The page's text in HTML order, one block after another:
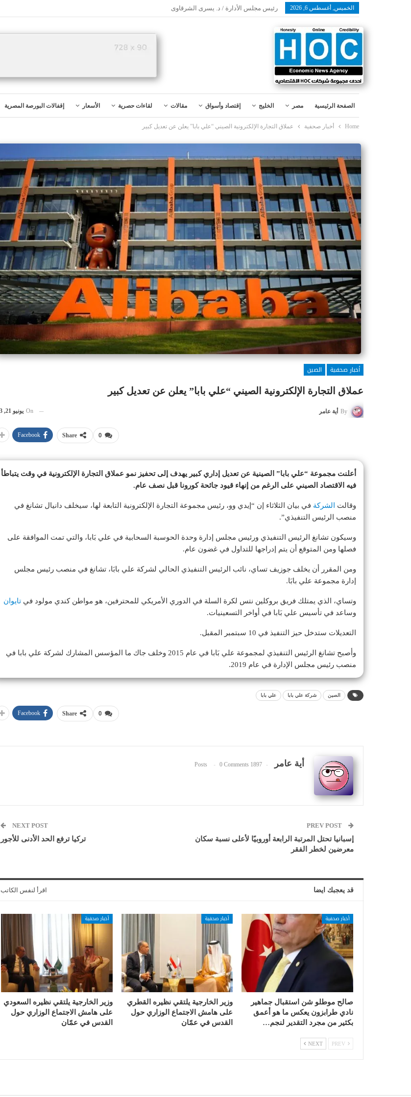
الخميس, أغسطس 6, 2026 رئيس مجلس الأدارة / د. يسرى الشرقاوى
الصفحة الرئيسية مصر الخليج إقتصاد وأسواق مقالات لقاءات حصرية الأسعار إقفالات البورصة المصرية
Home أخبار صحفية عملاق التجارة الإلكترونية الصيني “علي بابا” يعلن عن تعديل كبير
أخبار صحفية
الصين
عملاق التجارة الإلكترونية الصيني “علي بابا” يعلن عن تعديل كبير
By أية عامر On يونيو 21, 2023
0
Share
Facebook
أعلنت مجموعة “علي بابا” الصينية عن تعديل إداري كبير يهدف إلى تحفيز نمو عملاق التجارة الإلكترونية في وقت يتباطأ
فيه الاقتصاد الصيني على الرغم من إنهاء قيود جائحة كورونا قبل نصف عام.
وقالت الشركة في بيان الثلاثاء إن “إيدي وو، رئيس مجموعة التجارة الإلكترونية التابعة لها، سيخلف دانيال تشانغ في
منصب الرئيس التنفيذي”.
وسيكون تشانغ الرئيس التنفيذي ورئيس مجلس إدارة وحدة الحوسبة السحابية في علي بَابا، والتي تمت الموافقة على
فصلها ومن المتوقع أن يتم إدراجها للتداول في غضون عام.
ومن المقرر أن يخلف جوزيف تساي، نائب الرئيس التنفيذي الحالي لشركة علي بابَا، تشانغ في منصب رئيس مجلس
إدارة مجموعة علي بابَا.
وتساي، الذي يمتلك فريق بروكلين نتس لكرة السلة في الدوري الأمريكي للمحترفين، هو مواطن كندي مولود في تايوان
وساعد في تأسيس علي بَابا في أواخر التسعينيات.
التعديلات ستدخل حيز التنفيذ في 10 سبتمبر المقبل.
وأصبح تشانغ الرئيس التنفيذي لمجموعة علي بَابا في عام 2015 وخلف جاك ما المؤسس المشارك لشركة علي بابا في
منصب رئيس مجلس الإدارة في عام 2019.
الصين شركة علي بابا علي بابا
0
Share
Facebook
أية عامر 1897 Posts
0 Comments
إسبانيا تحتل المرتبة الرابعة أوروبيًا لأعلى نسبة سكان
معرضين لخطر الفقر
NEXT POST
تركيا ترفع الحد الأدنى للأجور
قد يعجبك ايضا اقرأ لنفس الكاتب
أخبار صحفية
صالح موطلو شن استقبال جماهير
نادي طرابزون يعكس ما هو أعمق
بكثير من مجرد التقدير لنجم…
أخبار صحفية
وزير الخارجية يلتقي نظيره القطري
على هامش الاجتماع الوزاري حول
القدس في عمّان
أخبار صحفية
وزير الخارجية يلتقي نظيره السعودي
على هامش الاجتماع الوزاري حول
القدس في عمّان
NEXT